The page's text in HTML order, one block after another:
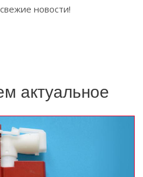
новости!
актуальное